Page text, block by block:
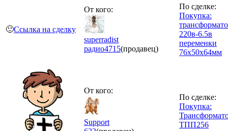
🙂Ссылка на сделку
От кого:
superradist
радио4715(продавец)
По сделке:
Покупка:
220в-6.5в
переменки
76х50х64мм
От кого:
Support
По сделке:
Покупка:
ТПП256